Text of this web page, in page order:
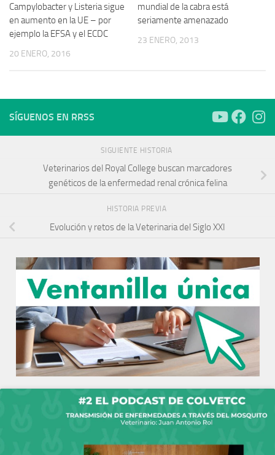
Campylobacter y Listeria sigue
en aumento en la UE – por
ejemplo la EFSA y el ECDC
20 ENERO, 2016
mundial de la cabra está
seriamente amenazado
23 ENERO, 2013
SÍGUENOS EN RRSS
SIGUIENTE HISTORIA
Veterinarios del Royal College buscan marcadores
genéticos de la enfermedad renal crónica felina
HISTORIA PREVIA
Evolución y retos de la Veterinaria del Siglo XXI